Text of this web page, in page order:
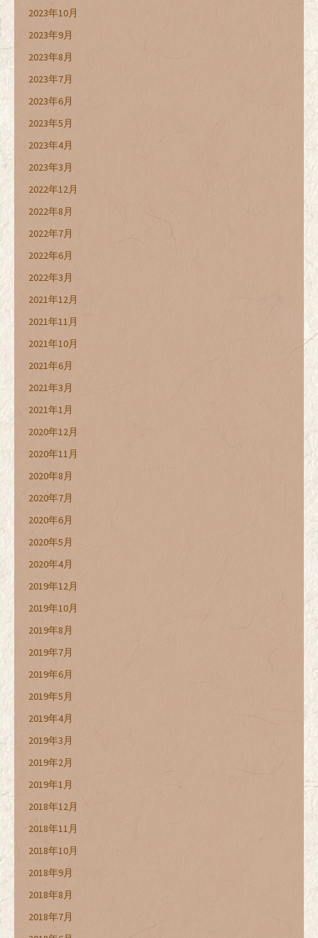
2023年10月
2023年9月
2023年8月
2023年7月
2023年6月
2023年5月
2023年4月
2023年3月
2022年12月
2022年8月
2022年7月
2022年6月
2022年3月
2021年12月
2021年11月
2021年10月
2021年6月
2021年3月
2021年1月
2020年12月
2020年11月
2020年8月
2020年7月
2020年6月
2020年5月
2020年4月
2019年12月
2019年10月
2019年8月
2019年7月
2019年6月
2019年5月
2019年4月
2019年3月
2019年2月
2019年1月
2018年12月
2018年11月
2018年10月
2018年9月
2018年8月
2018年7月